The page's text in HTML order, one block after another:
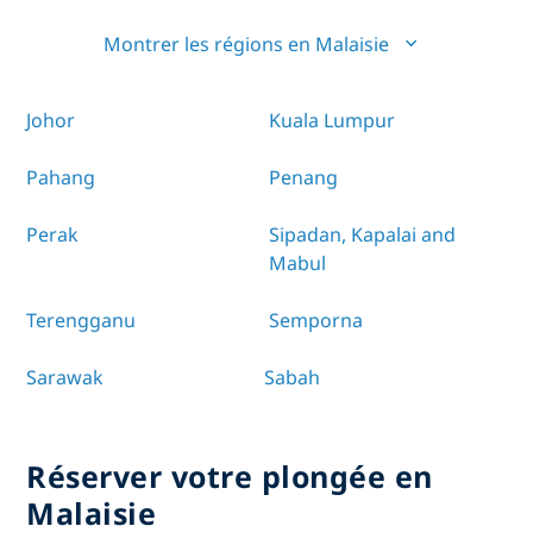
Montrer les régions en Malaisie
Johor Kuala Lumpur
Pahang Penang
Perak
Sipadan, Kapalai and
Mabul
Terengganu Semporna
Sarawak Sabah
Réserver votre plongée en
Malaisie